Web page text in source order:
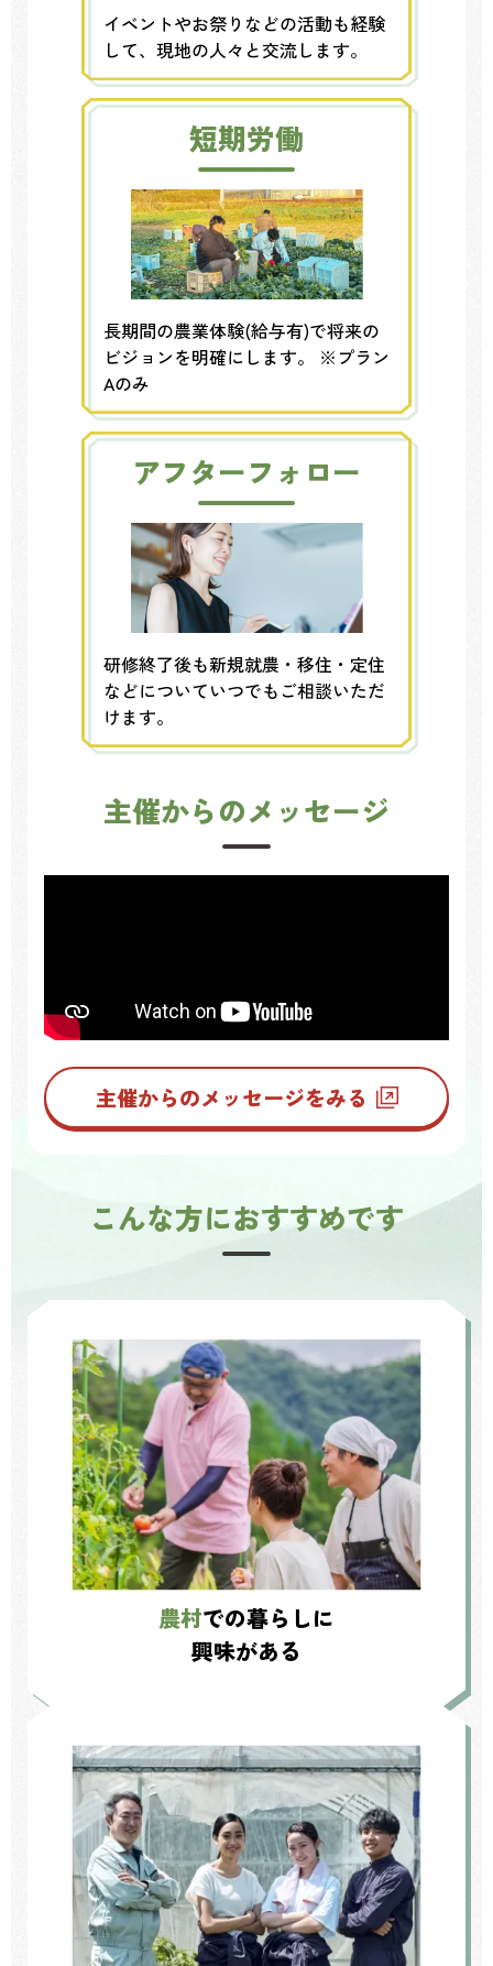
イベントやお祭りなどの活動も経験
して、現地の人々と交流します。
短期労働
長期間の農業体験(給与有)で将来の
ビジョンを明確にします。 ※プラン
Aのみ
アフターフォロー
研修終了後も新規就農・移住・定住
などについていつでもご相談いただ
けます。
主催からのメッセージ
主催からのメッセージをみる
こんな方におすすめです
農村での暮らしに
興味がある